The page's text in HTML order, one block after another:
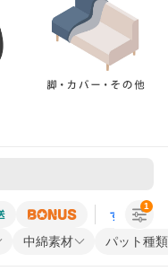
すべての条
中綿素材 パット種類
1